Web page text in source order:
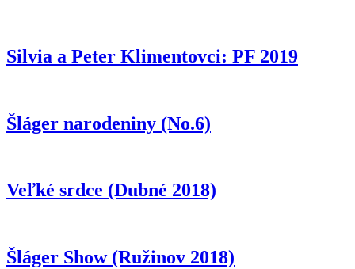
Silvia a Peter Klimentovci: PF 2019
Šláger narodeniny (No.6)
Veľké srdce (Dubné 2018)
Šláger Show (Ružinov 2018)